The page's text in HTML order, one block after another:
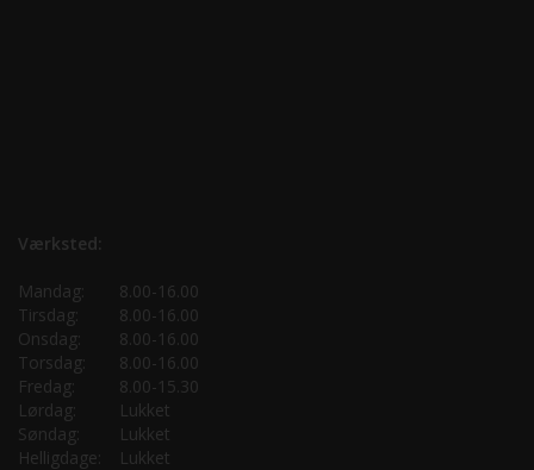
Værksted:
Mandag:
8.00-16.00
Tirsdag:
8.00-16.00
Onsdag:
8.00-16.00
Torsdag:
8.00-16.00
Fredag:
8.00-15.30
Lørdag:
Lukket
Søndag:
Lukket
Helligdage:
Lukket